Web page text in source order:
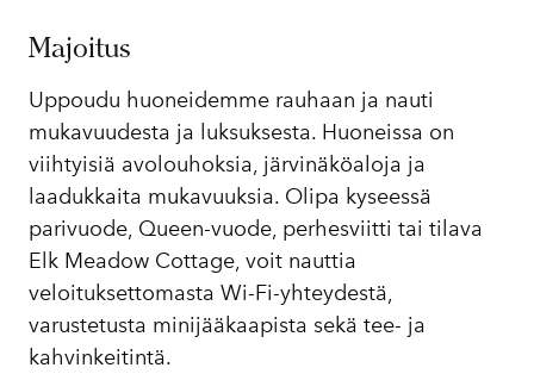
Majoitus
Uppoudu huoneidemme rauhaan ja nauti
mukavuudesta ja luksuksesta. Huoneissa on
viihtyisiä avolouhoksia, järvinäköaloja ja
laadukkaita mukavuuksia. Olipa kyseessä
parivuode, Queen-vuode, perhesviitti tai tilava
Elk Meadow Cottage, voit nauttia
veloituksettomasta Wi-Fi-yhteydestä,
varustetusta minijääkaapista sekä tee- ja
kahvinkeitintä.